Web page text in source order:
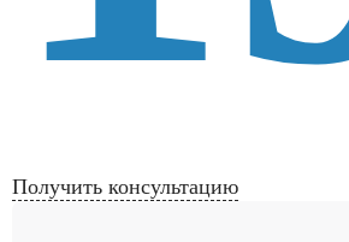
Получить консультацию